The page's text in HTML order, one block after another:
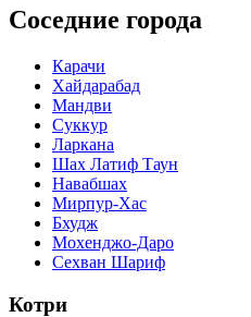
Соседние города
Карачи
Хайдарабад
Мандви
Суккур
Ларкана
Шах Латиф Таун
Навабшах
Мирпур-Хас
Бхудж
Мохенджо-Даро
Сехван Шариф
Котри